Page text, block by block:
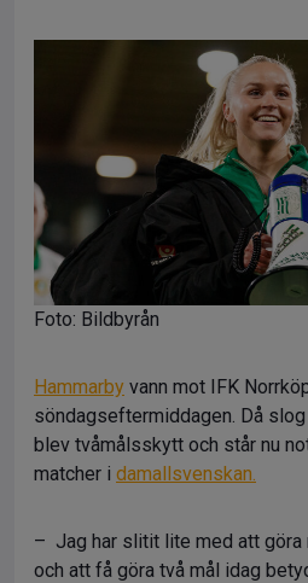
Foto: Bildbyrån
Hammarby vann mot IFK
söndagseftermiddagen. Då
blev tvåmålsskytt och står nu
matcher i damallsvenskan.
– Jag har slitit lite med att göra
och att få göra två mål idag